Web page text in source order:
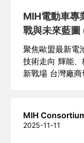
MIH電動車專
戰與未來藍圖
聚焦歐盟最新電
技術走向 輝能
新戰場 台灣廠
MIH
2025-11-11